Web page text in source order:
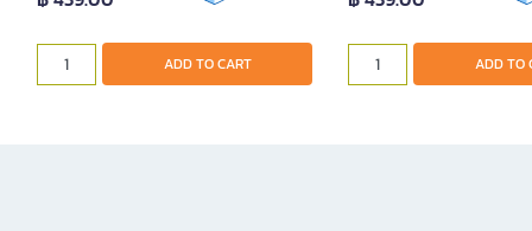
ADD TO CART ADD TO